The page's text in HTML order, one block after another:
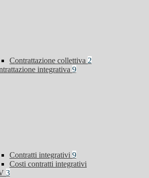
Contrattazione collettiva 2
integrativa 9
Contratti integrativi 9
Costi contratti integrativi
3